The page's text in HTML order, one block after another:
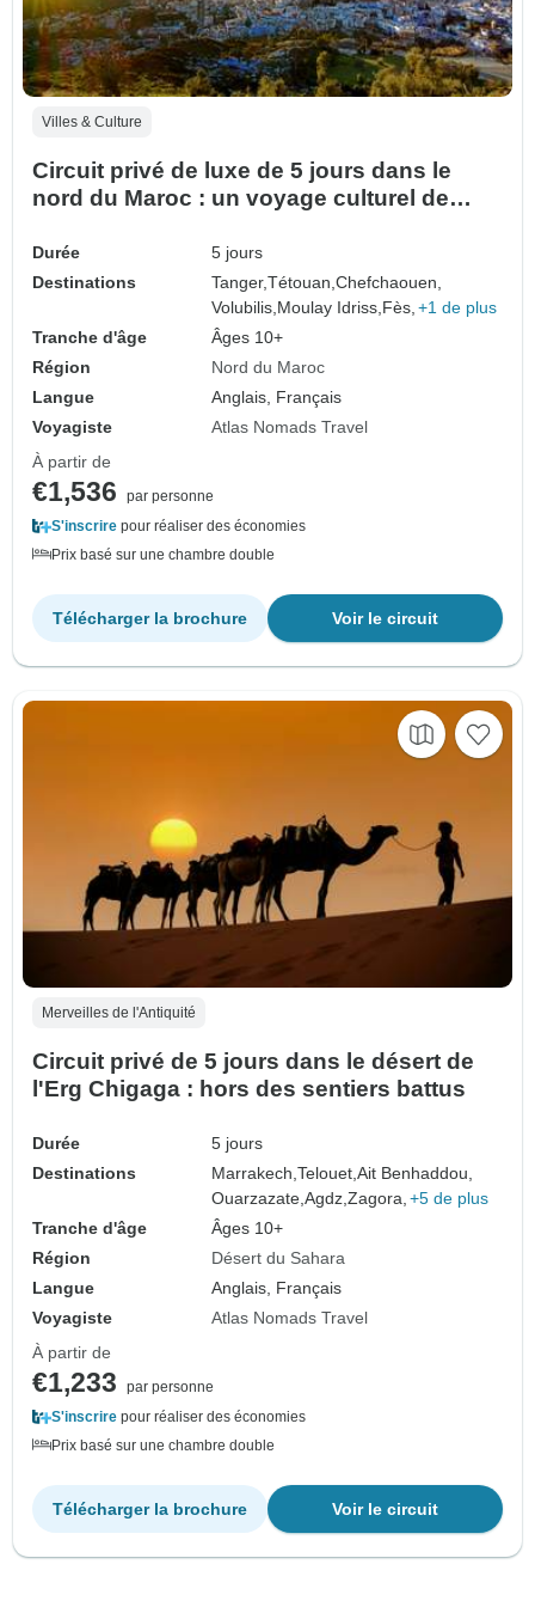
Villes & Culture
Circuit privé de luxe de 5 jours dans le
nord du Maroc : un voyage culturel de
Durée
5 jours
Destinations
Tanger,Tétouan,Chefchaouen,
Volubilis,Moulay Idriss,Fès, +1 de plus
Tranche d'âge
Âges 10+
Région
Nord du Maroc
Langue
Anglais, Français
Voyagiste
Atlas Nomads Travel
À partir de
€1,536
par personne
S'inscrire pour réaliser des économies
Prix basé sur une chambre double
Voir le circuit
Télécharger la brochure
Merveilles de l'Antiquité
Circuit privé de 5 jours dans le désert de
l'Erg Chigaga : hors des sentiers battus
Durée
5 jours
Destinations
Marrakech,Telouet,Ait Benhaddou,
Ouarzazate,Agdz,Zagora, +5 de plus
Tranche d'âge
Âges 10+
Région
Désert du Sahara
Langue
Anglais, Français
Voyagiste
Atlas Nomads Travel
À partir de
€1,233
par personne
S'inscrire pour réaliser des économies
Prix basé sur une chambre double
Voir le circuit
Télécharger la brochure